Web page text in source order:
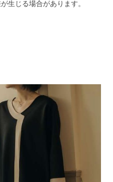
生じる場合があります。